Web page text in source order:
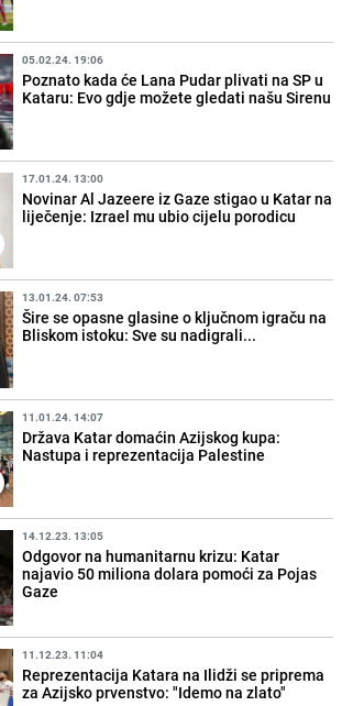
05.02.24. 19:06
Poznato kada će Lana Pudar plivati na SP u
Kataru: Evo gdje možete gledati našu Sirenu
17.01.24. 13:00
Novinar Al Jazeere iz Gaze stigao u Katar na
liječenje: Izrael mu ubio cijelu porodicu
13.01.24. 07:53
Šire se opasne glasine o ključnom igraču na
Bliskom istoku: Sve su nadigrali...
11.01.24. 14:07
Država Katar domaćin Azijskog kupa:
Nastupa i reprezentacija Palestine
14.12.23. 13:05
Odgovor na humanitarnu krizu: Katar
najavio 50 miliona dolara pomoći za Pojas
Gaze
11.12.23. 11:04
Reprezentacija Katara na Ilidži se priprema
za Azijsko prvenstvo: "Idemo na zlato"